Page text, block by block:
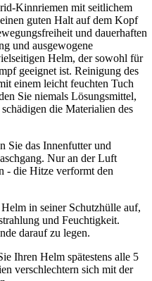
Kinnriemen mit seitlichem
guten Halt auf dem Kopf
und dauerhaften
und ausgewogene
Helm, der sowohl für
geeignet ist. Reinigung des
einem leicht feuchten Tuch
Sie niemals Lösungsmittel,
die Materialien des
Sie das Innenfutter und
Nur an der Luft
- die Hitze verformt den
in seiner Schutzhülle auf,
und Feuchtigkeit.
darauf zu legen.
Ihren Helm spätestens alle 5
verschlechtern sich mit der